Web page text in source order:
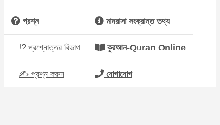
প্রশ্ন
⁉ প্রশ্নোত্তর বিভাগ
✍ প্রশ্ন করুন
মাদরাসা সংক্রান্ত তথ্য
কুরআন-Quran Online
যোগাযোগ